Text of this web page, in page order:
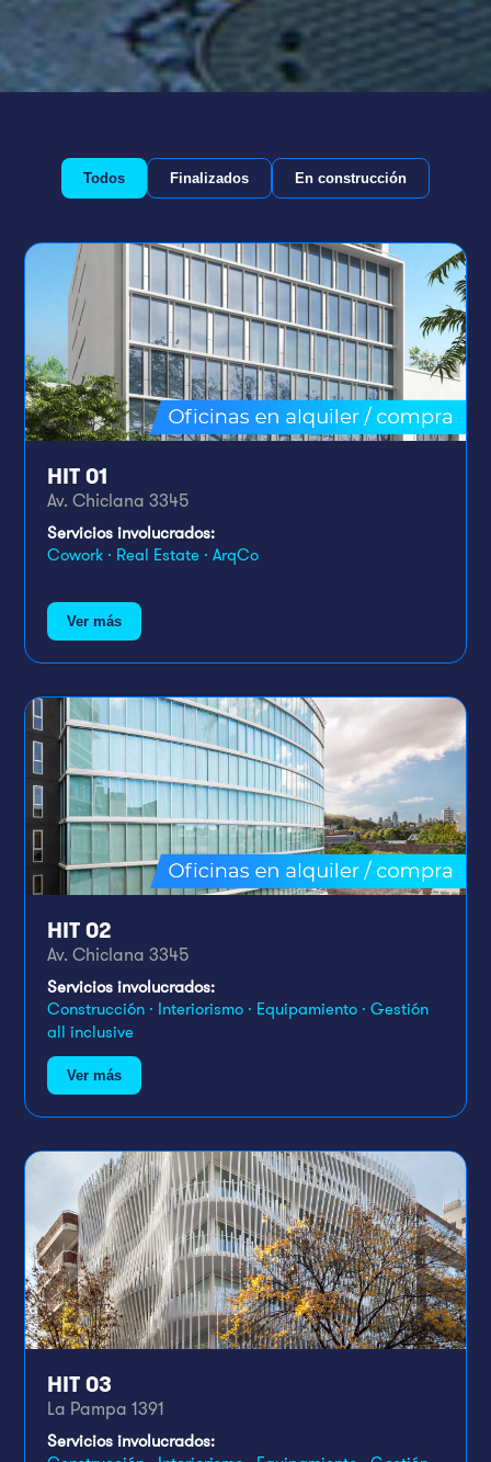
Todos Finalizados En construcción
HIT 01
Av. Chiclana 3345
Servicios involucrados:
Cowork · Real Estate · ArqCo
Ver más
HIT 02
Av. Chiclana 3345
Servicios involucrados:
Construcción · Interiorismo · Equipamiento · Gestión
all inclusive
Ver más
HIT 03
La Pampa 1391
Servicios involucrados: